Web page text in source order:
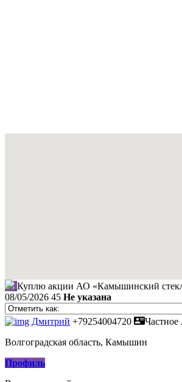
Куплю акции АО «Камышинский
08/05/2026 45 Не указана
Дмитрий +79254004720
Частное
Волгоградская область, Камышин
Профиль